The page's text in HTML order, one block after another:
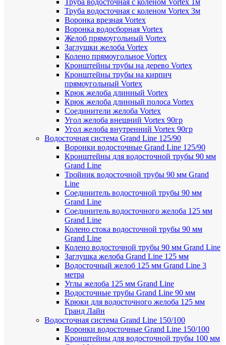
Труба водосточная с коленом Vortex 1м
Труба водосточная с коленом Vortex 3м
Воронка врезная Vortex
Воронка водосборная Vortex
Желоб прямоугольный Vortex
Заглушки желоба Vortex
Колено прямоугольное Vortex
Кронштейны трубы на дерево Vortex
Кронштейны трубы на кирпич
прямоугольный Vortex
Крюк желоба длинный Vortex
Крюк желоба длинный полоса Vortex
Соединители желоба Vortex
Угол желоба внешний Vortex 90гр
Угол желоба внутренний Vortex 90гр
Водосточная система Grand Line 125/90
Воронки водосточные Grand Line 125/90
Кронштейны для водосточной трубы 90 мм
Grand Line
Тройник водосточной трубы 90 мм Grand
Line
Соединитель водосточной трубы 90 мм
Grand Line
Соединитель водосточного желоба 125 мм
Grand Line
Колено стока водосточной трубы 90 мм
Grand Line
Колено водосточной трубы 90 мм Grand Line
Заглушка желоба Grand Line 125 мм
Водосточный желоб 125 мм Grand Line 3
метра
Углы желоба 125 мм Grand Line
Водосточные трубы Grand Line 90 мм
Крюки для водосточного желоба 125 мм
Гранд Лайн
Водосточная система Grand Line 150/100
Воронки водосточные Grand Line 150/100
Кронштейны для водосточной трубы 100 мм